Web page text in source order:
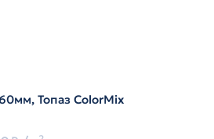
Топаз ColorMix